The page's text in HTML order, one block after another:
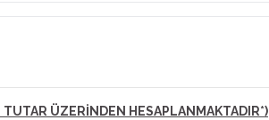
ÜZERİNDEN HESAPLANMAKTADIR*)